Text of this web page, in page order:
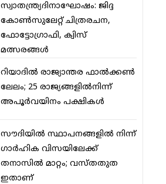
സ്വാതന്ത്ര്യദിനാഘോഷം: ജിദ്ദ
കോണ്‍സുലേറ്റ് ചിത്രരചന,
ഫോട്ടോഗ്രാഫി, ക്വിസ്
മത്സരങ്ങള്‍
റിയാദില്‍ രാജ്യാന്തര ഫാല്‍ക്കണ്‍
ലേലം; 25 രാജ്യങ്ങളില്‍നിന്ന്
അപൂര്‍വയിനം പക്ഷികള്‍
സൗദിയില്‍ സ്ഥാപനങ്ങളില്‍ നിന്ന്
ഗാര്‍ഹിക വിസയിലേക്ക്
തനാസില്‍ മാറ്റം; വസ്തതുത
ഇതാണ്